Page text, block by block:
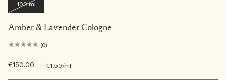
100 ml
Amber & Lavender Cologne
(0)
€150.00 €1.50/ml